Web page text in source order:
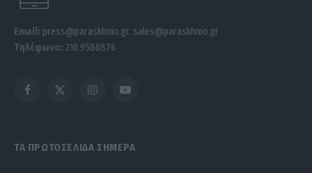
Email: press@paraskhnio.gr, sales@paraskhnio.gr
Τηλέφωνο: 210 9580876
Facebook
X
InstagramYouTube
ΤΑ ΠΡΩΤΟΣΕΛΙΔΑ ΣΗΜΕΡΑ